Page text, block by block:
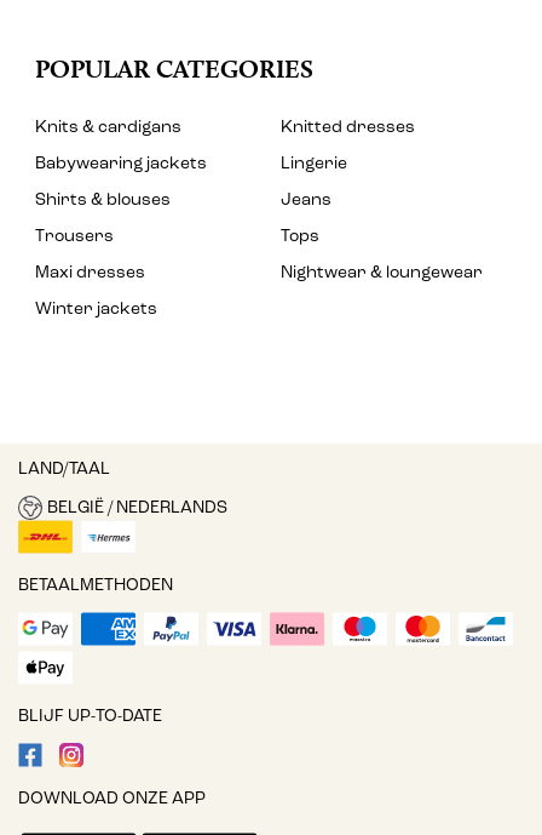
POPULAR CATEGORIES
Knits & cardigans
Knitted dresses
Babywearing jackets
Lingerie
Shirts & blouses
Jeans
Trousers
Tops
Maxi dresses
Nightwear & loungewear
Winter jackets
LAND/TAAL
BELGIË / NEDERLANDS
BETAALMETHODEN
BLIJF UP-TO-DATE
DOWNLOAD ONZE APP